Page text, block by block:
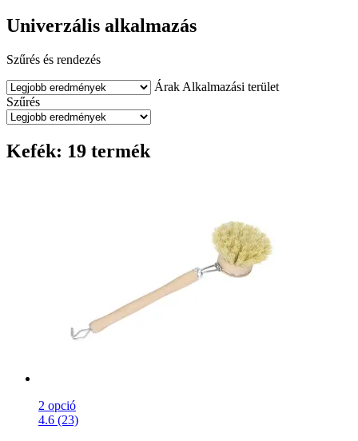
Univerzális alkalmazás
Szűrés és rendezés
Árak Alkalmazási terület
Szűrés
Kefék: 19 termék
2 opció
4.6 (23)